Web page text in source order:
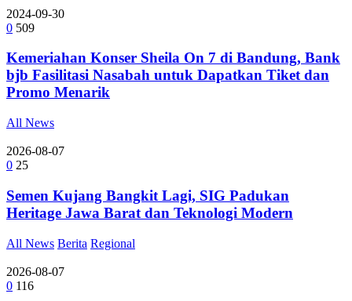
2024-09-30
0 509
Kemeriahan Konser Sheila On 7 di Bandung, Bank
bjb Fasilitasi Nasabah untuk Dapatkan Tiket dan
Promo Menarik
All News
2026-08-07
0 25
Semen Kujang Bangkit Lagi, SIG Padukan
Heritage Jawa Barat dan Teknologi Modern
All News Berita Regional
2026-08-07
0 116